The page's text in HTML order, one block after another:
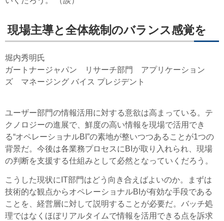
現場主導と全体統制のバランス感覚を
堀内秀明氏
ガートナージャパン リサーチ部門 アプリケーション
ズ マネージング バイス プレジデント
ユーザー部門の情報活用に対する意欲は高まっている。テ
クノロジーの進展で、鮮度の高い情報を現場で活用でき
る“オペレーショナルBI”の素地が整いつつあることが1つの
背景だ。今後は各業務プロセスにBIが取り入れられ、現場
の判断を支援する仕組みとして必然となっていくだろう。
こうした現状にIT部門はどう向き合えばよいのか。まずは
技術的な観点からオペレーショナルBIが有効な手段である
ことを、経営層に対して説明することが必要だ。バッチ処
理ではなくほぼリアルタイムで情報を活用できる点を訴求